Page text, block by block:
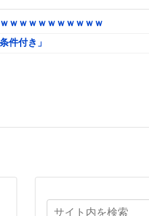
ｗｗｗｗｗｗｗｗｗｗ
件付き」